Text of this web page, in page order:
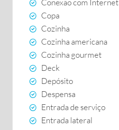
Conexão com Internet
Copa
Cozinha
Cozinha americana
Cozinha gourmet
Deck
Depósito
Despensa
Entrada de serviço
Entrada lateral